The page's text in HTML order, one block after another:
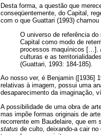
Desta forma, a questão que
conseqüentemente, do Capital,
com o que Guattari (1993)
O universo de referência
Capital como modo de
processos maquínicos […].
culturas e as
(Guattari, 1993: 184-185).
Ao nosso ver, é Benjamin ([1936]
relativas à imagem, possui uma
desaparecimento da imaginação,
A possibilidade de uma obra de
mas impõe formas originais de
recorrente em Baudelaire, que em
status de culto, deixando-a cair